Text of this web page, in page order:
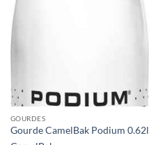
GOURDES
Gourde CamelBak Podium 0.62l